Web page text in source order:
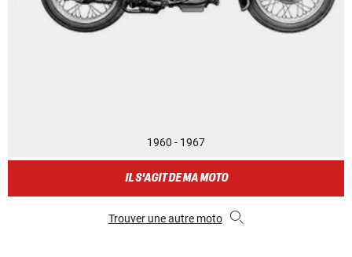
1960 - 1967
IL S'AGIT DE MA MOTO
Trouver une autre moto